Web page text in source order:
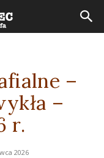
–
–
r.
2026